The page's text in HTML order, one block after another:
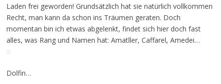
Laden frei geworden! Grundsätzlich hat sie natürlich vollkommen
Recht, man kann da schon ins Träumen geraten. Doch
momentan bin ich etwas abgelenkt, findet sich hier doch fast
alles, was Rang und Namen hat: Amatller, Caffarel, Amedei…
Dolfin…